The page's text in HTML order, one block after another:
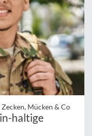
Mücken & Co
haltige